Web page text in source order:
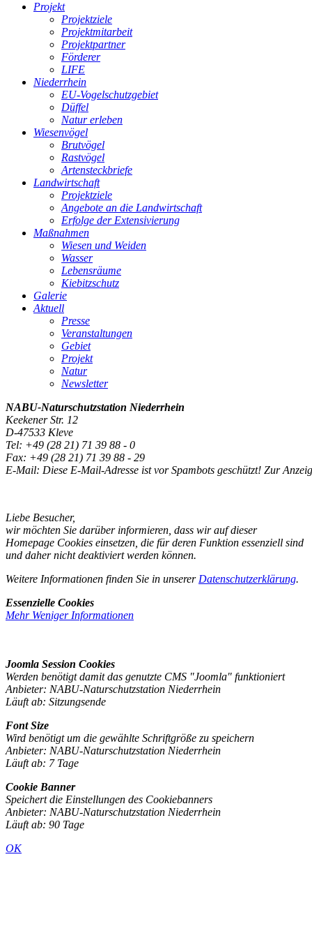
Projekt
Projektziele
Projektmitarbeit
Projektpartner
Förderer
LIFE
Niederrhein
EU-Vogelschutzgebiet
Düffel
Natur erleben
Wiesenvögel
Brutvögel
Rastvögel
Artensteckbriefe
Landwirtschaft
Projektziele
Angebote an die Landwirtschaft
Erfolge der Extensivierung
Maßnahmen
Wiesen und Weiden
Wasser
Lebensräume
Kiebitzschutz
Galerie
Aktuell
Presse
Veranstaltungen
Gebiet
Projekt
Natur
Newsletter
NABU-Naturschutzstation Niederrhein
Keekener Str. 12
D-47533 Kleve
Tel: +49 (28 21) 71 39 88 - 0
Fax: +49 (28 21) 71 39 88 - 29
E-Mail: Diese E-Mail-Adresse ist vor Spambots geschützt! Zur
Liebe Besucher,
wir möchten Sie darüber informieren, dass wir auf dieser
Homepage Cookies einsetzen, die für deren Funktion essenziell sind
und daher nicht deaktiviert werden können.
Weitere Informationen finden Sie in unserer Datenschutzerklärung.
Essenzielle Cookies
Mehr WenigerInformationen
Joomla Session Cookies
Werden benötigt damit das genutzte CMS "Joomla" funktioniert
Anbieter: NABU-Naturschutzstation Niederrhein
Läuft ab: Sitzungsende
Font Size
Wird benötigt um die gewählte Schriftgröße zu speichern
Anbieter: NABU-Naturschutzstation Niederrhein
Läuft ab: 7 Tage
Cookie Banner
Speichert die Einstellungen des Cookiebanners
Anbieter: NABU-Naturschutzstation Niederrhein
Läuft ab: 90 Tage
OK